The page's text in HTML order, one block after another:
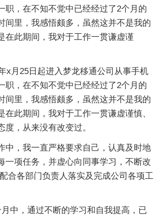
职，在不知不觉中已经经过了2个月的
间里，我感悟颇多，虽然这并不是我的
在此期间，我对于工作一贯谦虚谨
x月25日起进入梦龙移通公司从事手机
职，在不知不觉中已经经过了2个月的
间里，我感悟颇多，虽然这并不是我的
在此期间，我对于工作一贯谦虚谨慎、
度，从来没有改变过。
中，我一直严格要求自己，认真及时地
一项任务，并虚心向同事学习，不断改
合各部门负责人落实及完成公司各项工
中，通过不断的学习和自我提高，已